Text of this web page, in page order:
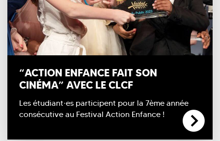
“ACTION ENFANCE FAIT SON
CINÉMA” AVEC LE CLCF
Les étudiant·es participent pour la 7ème année
consécutive au Festival Action Enfance !